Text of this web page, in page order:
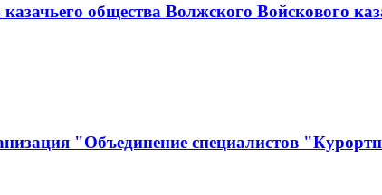
общества Волжского Войскового
"Объединение специалистов